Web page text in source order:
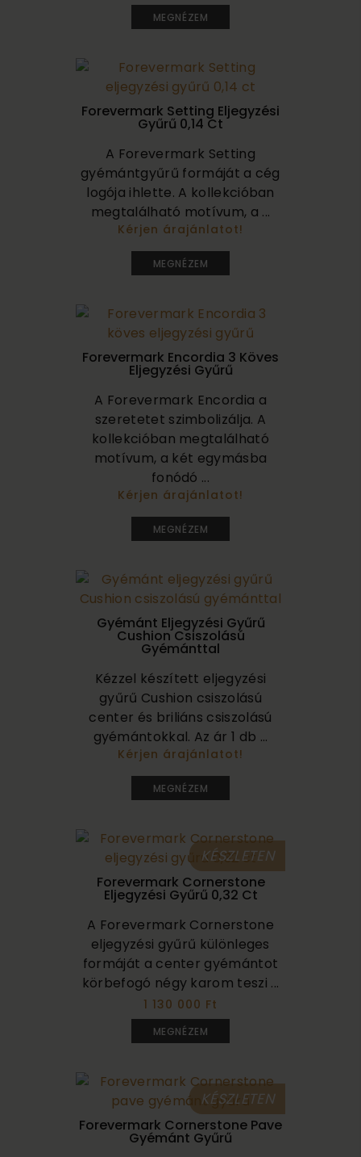
MEGNÉZEM
Forevermark Setting Eljegyzési
Gyűrű 0,14 Ct
A Forevermark Setting
gyémántgyűrű formáját a cég
logója ihlette. A kollekcióban
megtalálható motívum, a ...
Kérjen árajánlatot!
MEGNÉZEM
Forevermark Encordia 3 Köves
Eljegyzési Gyűrű
A Forevermark Encordia a
szeretetet szimbolizálja. A
kollekcióban megtalálható
motívum, a két egymásba
fonódó ...
Kérjen árajánlatot!
MEGNÉZEM
Gyémánt Eljegyzési Gyűrű
Cushion Csiszolású
Gyémánttal
Kézzel készített eljegyzési
gyűrű Cushion csiszolású
center és briliáns csiszolású
gyémántokkal. Az ár 1 db ...
Kérjen árajánlatot!
MEGNÉZEM
KÉSZLETEN
Forevermark Cornerstone
Eljegyzési Gyűrű 0,32 Ct
A Forevermark Cornerstone
eljegyzési gyűrű különleges
formáját a center gyémántot
körbefogó négy karom teszi ...
1 130 000 Ft
MEGNÉZEM
KÉSZLETEN
Forevermark Cornerstone Pave
Gyémánt Gyűrű